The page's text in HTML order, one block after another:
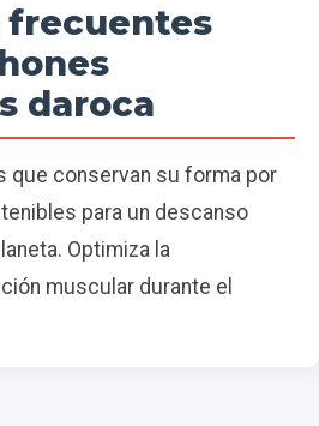
frecuentes
daroca
que conservan su forma por
para un descanso
Optimiza la
muscular durante el